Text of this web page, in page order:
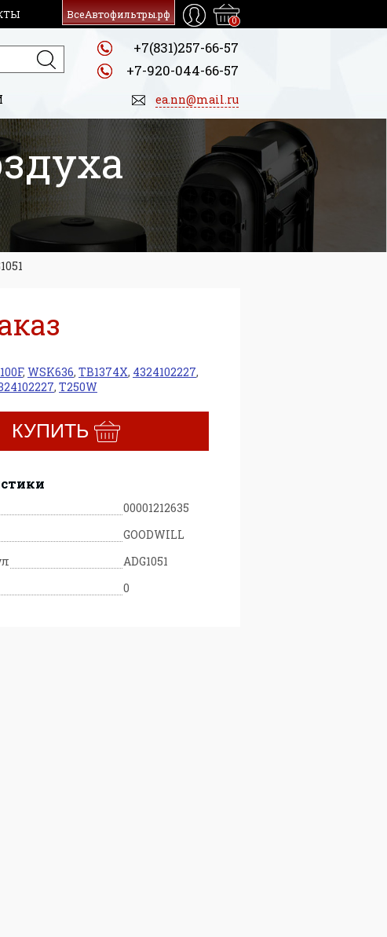
ВсеАвтофильтры.рф
0
+7(831)257-66-57
+7-920-044-66-57
ea.nn@mail.ru
, WSK636, TB1374X, 4324102227,
, T250W
КУПИТЬ
00001212635
GOODWILL
ADG1051
0